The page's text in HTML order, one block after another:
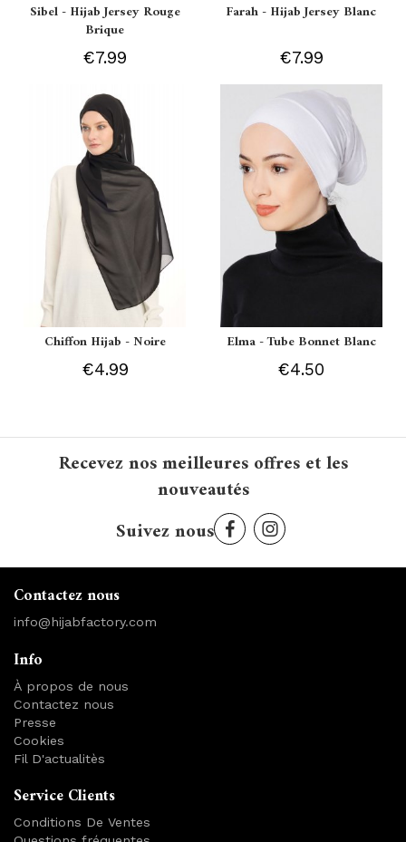
Sibel - Hijab Jersey Rouge
Brique
€7.99
Farah - Hijab Jersey Blanc
€7.99
Chiffon Hijab - Noire
€4.99
Elma - Tube Bonnet Blanc
€4.50
Recevez nos meilleures offres et les
nouveautés
Suivez nous
Contactez nous
info@hijabfactory.com
Info
À propos de nous
Contactez nous
Presse
Cookies
Fil D'actualitès
Service Clients
Conditions De Ventes